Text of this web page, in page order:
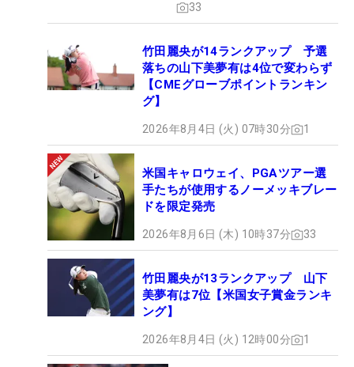
33
竹田麗央が14ランクアップ 予選
落ちの山下美夢有は4位で変わらず
【CMEグローブポイントランキン
グ】
2026年8月4日 (火) 07時30分 1
米国キャロウェイ、PGAツアー選
手たちが使用するノーメッキブレー
ドを限定発売
2026年8月6日 (木) 10時37分 33
竹田麗央が13ランクアップ 山下
美夢有は7位【米国女子賞金ランキ
ング】
2026年8月4日 (火) 12時00分 1